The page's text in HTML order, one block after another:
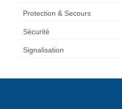
Protection & Secours
Sécurité
Signalisation